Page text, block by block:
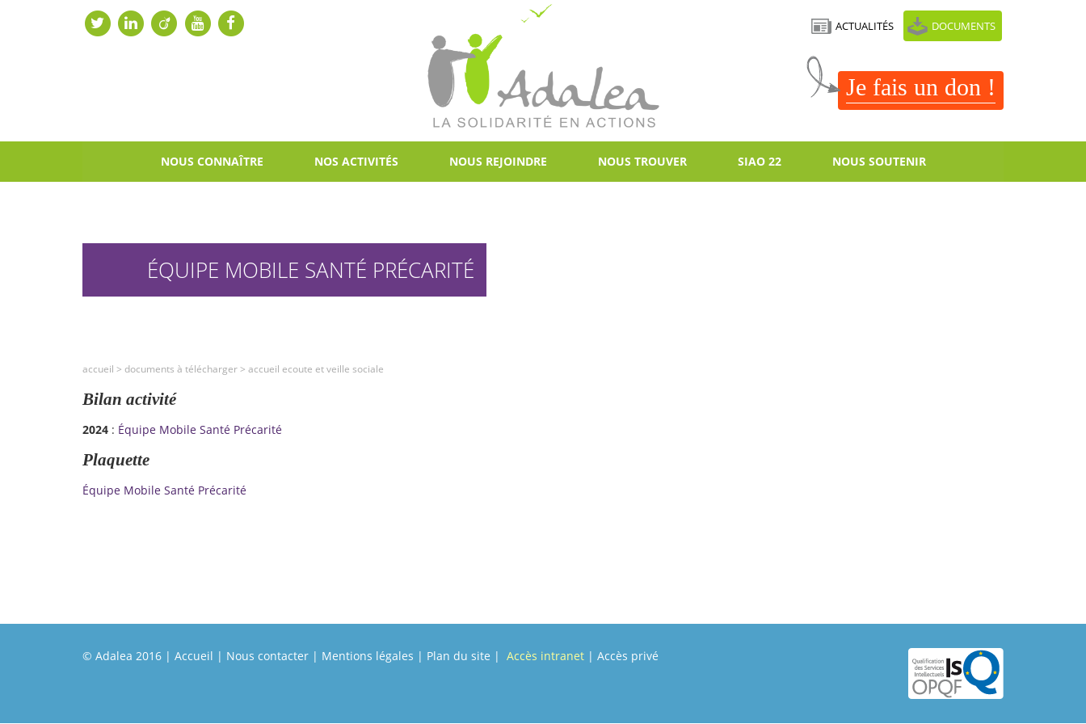
ACTUALITÉS DOCUMENTS
Je fais un don !
NOUS CONNAÎTRE NOS ACTIVITÉS NOUS REJOINDRE NOUS TROUVER SIAO 22 NOUS SOUTENIR
ÉQUIPE MOBILE SANTÉ PRÉCARITÉ
accueil > documents à télécharger> accueil ecoute et veille sociale
Bilan activité
2024 : Équipe Mobile Santé Précarité
Plaquette
Équipe Mobile Santé Précarité
© Adalea 2016 | Accueil | Nous contacter | Mentions légales | Plan du site | Accès intranet | Accès privé